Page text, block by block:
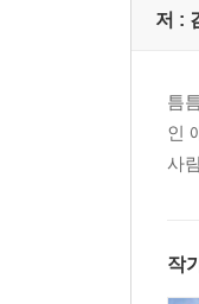
저 :
틈
인
사
작